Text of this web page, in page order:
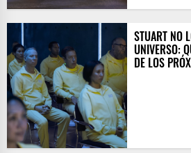
STUART NO
UNIVERSO:
DE LOS